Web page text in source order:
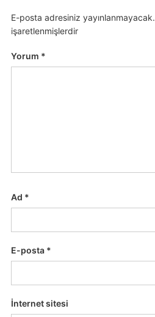
E-posta adresiniz yayınlanmayacak.
işaretlenmişlerdir
Yorum *
Ad *
E-posta *
İnternet sitesi